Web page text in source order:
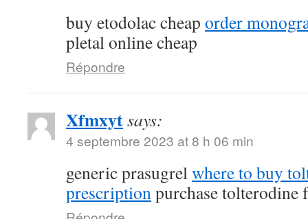
buy etodolac cheap order
pletal online cheap
Répondre
Xfmxytsays:
4 septembre 2023 at 8 h 06 min
generic prasugrelwhere to buy
prescriptionpurchase tolterodine